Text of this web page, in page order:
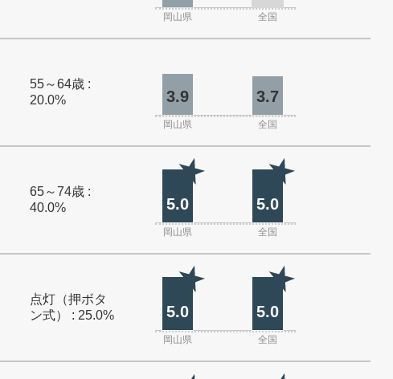
岡山県 全国
55～64歳 :
20.0%
3.9 3.7
岡山県 全国
65～74歳 :
40.0%
5.0 5.0
岡山県 全国
点灯（押ボタ
ン式） : 25.0%
5.0 5.0
岡山県 全国